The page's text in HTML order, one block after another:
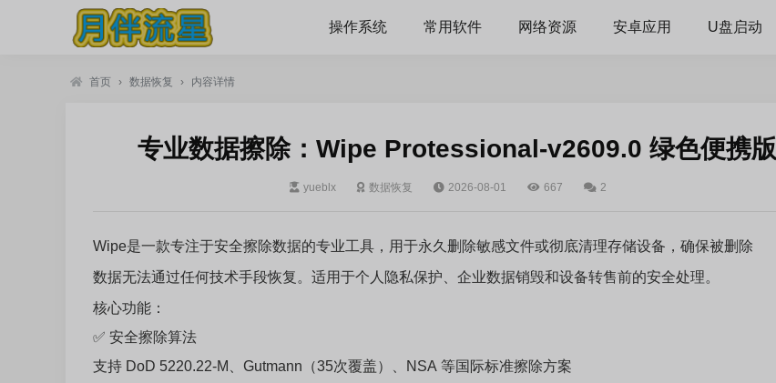
操作系统 常用软件 网络资源 安卓应用 U盘启动
首页 › 数据恢复 › 内容详情
专业数据擦除：Wipe Protessional-v2609.0 绿色便携版
yueblx 数据恢复 2026-08-01 667 2
Wipe是一款专注于安全擦除数据的专业工具，用于永久删除敏感文件或彻底清理存储设备，确保被删除
数据无法通过任何技术手段恢复。适用于个人隐私保护、企业数据销毁和设备转售前的安全处理。
核心功能：
✅ 安全擦除算法
支持 DoD 5220.22-M、Gutmann（35次覆盖）、NSA 等国际标准擦除方案